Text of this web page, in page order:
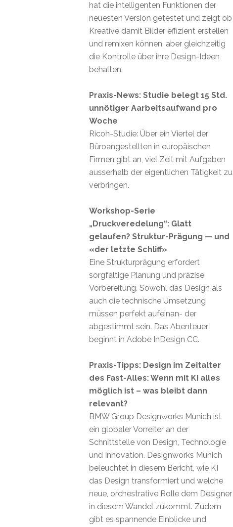
hat die intelligenten Funktionen der
neuesten Version getestet und zeigt ob
Kreative damit Bilder effizient erstellen
und remixen können, aber gleichzeitig
die Kontrolle über ihre Design-Ideen
behalten.
Praxis-News: Studie belegt 15 Std.
unnötiger Aarbeitsaufwand pro
Woche
Ricoh-Studie: Über ein Viertel der
Büroangestellten in europäischen
Firmen gibt an, viel Zeit mit Aufgaben
ausserhalb der eigentlichen Tätigkeit zu
verbringen.
Workshop-Serie
„Druckveredelung“: Glatt
gelaufen? Struktur-Prägung — und
«der letzte Schliff»
Eine Strukturprägung erfordert
sorgfältige Planung und präzise
Vorbereitung. Sowohl das Design als
auch die technische Umsetzung
müssen perfekt aufeinan- der
abgestimmt sein. Das Abenteuer
beginnt in Adobe InDesign CC.
Praxis-Tipps: Design im Zeitalter
des Fast-Alles: Wenn mit KI alles
möglich ist – was bleibt dann
relevant?
BMW Group Designworks Munich ist
ein globaler Vorreiter an der
Schnittstelle von Design, Technologie
und Innovation. Designworks Munich
beleuchtet in diesem Bericht, wie KI
das Design transformiert und welche
neue, orchestrative Rolle dem Designer
in diesem Wandel zukommt. Zudem
gibt es spannende Einblicke und